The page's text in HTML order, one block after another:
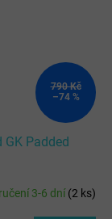
790 Kč
–74 %
Padded
3-6 dní(2 ks)